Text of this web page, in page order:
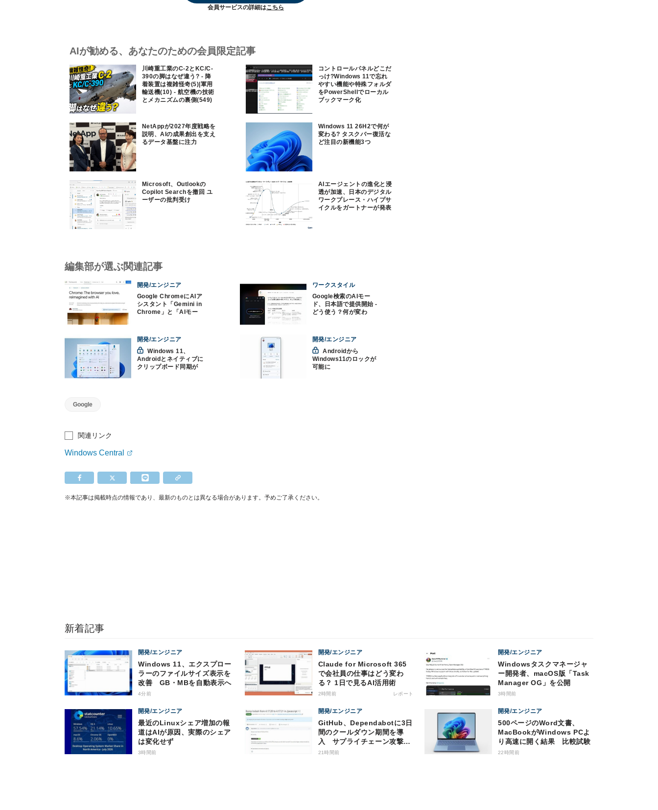
会員サービスの詳細はこちら
AIが勧める、あなたのための会員限定記事
川崎重工業のC-2とKC/C-
390の脚はなぜ違う? - 降
着装置は複雑怪奇(5)|軍用
輸送機(10) - 航空機の技術
とメカニズムの裏側(549)
コントロールパネルどこだ
っけ?Windows 11で忘れ
やすい機能や特殊フォルダ
をPowerShellでローカル
ブックマーク化
NetAppが2027年度戦略を
説明、AIの成果創出を支え
るデータ基盤に注力
Windows 11 26H2で何が
変わる? タスクバー復活な
ど注目の新機能3つ
Microsoft、Outlookの
Copilot Searchを撤回 ユ
ーザーの批判受け
AIエージェントの進化と浸
透が加速、日本のデジタル
ワークプレース・ハイプサ
イクルをガートナーが発表
編集部が選ぶ関連記事
開発/エンジニア
Google ChromeにAIア
シスタント「Gemini in
Chrome」と「AIモー
ワークスタイル
Google検索のAIモー
ド、日本語で提供開始 -
どう使う？何が変わ
開発/エンジニア
Windows 11、
Androidとネイティブに
クリップボード同期が
開発/エンジニア
Androidから
Windows11のロックが
可能に
Google
関連リンク
Windows Central
※本記事は掲載時点の情報であり、最新のものとは異なる場合があります。予めご了承ください。
新着記事
開発/エンジニア
Windows 11、エクスプロー
ラーのファイルサイズ表示を
改善 GB・MBを自動表示へ
4分前
開発/エンジニア
Claude for Microsoft 365
で会社員の仕事はどう変わ
る？ 1日で見るAI活用術
2時間前 レポート
開発/エンジニア
Windowsタスクマネージャ
ー開発者、macOS版「Task
Manager OG」を公開
3時間前
開発/エンジニア
最近のLinuxシェア増加の報
道はAIが原因、実際のシェア
は変化せず
3時間前
開発/エンジニア
GitHub、Dependabotに3日
間のクールダウン期間を導
入 サプライチェーン攻撃対
策で
21時間前
開発/エンジニア
500ページのWord文書、
MacBookがWindows PCよ
り高速に開く結果 比較試験
22時間前